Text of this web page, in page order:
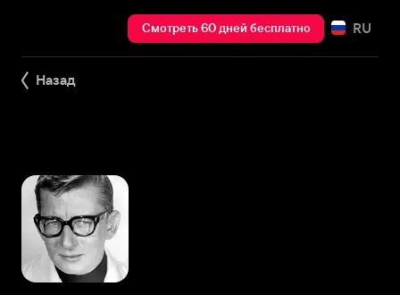
Смотреть 60 дней бесплатно RU
Назад